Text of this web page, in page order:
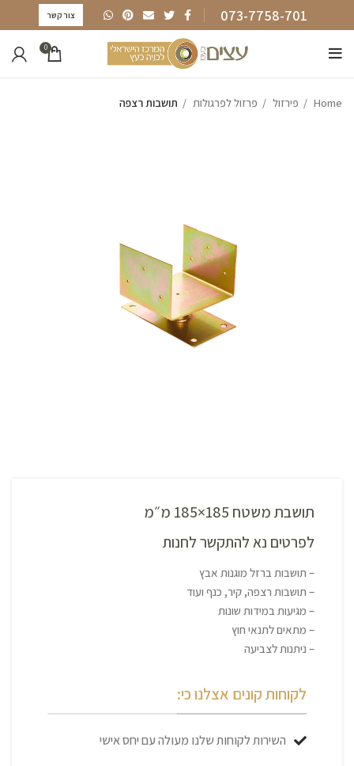
073-7758-701 צור קשר
0
Home פירזול פרזול לפרגולות תושבות רצפה
תושבת משטח 185×185 מ״מ
לפרטים נא להתקשר לחנות
– תושבות ברזל מוגנות אבץ
– תושבות רצפה, קיר, כנף ועוד
– מגיעות במידות שונות
– מתאים לתנאי חוץ
– ניתנות לצביעה
לקוחות קונים אצלנו כי:
השירות לקוחות שלנו מעולה עם יחס אישי